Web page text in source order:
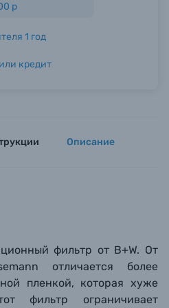
товары)
р
1 год
кредит
Описание
фильтр от B+W. От
отличается более
пленкой, которая хуже
фильтр ограничивает